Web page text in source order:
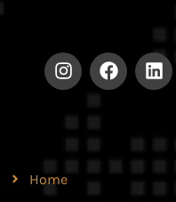
CNPJ
Home